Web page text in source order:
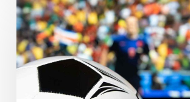
2026
operan
las
estafas
falsos